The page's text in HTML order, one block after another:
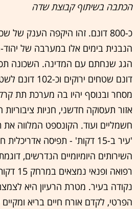
הכתבה בשיתוף קבוצת שדה
כ-800 דונם. זהו היקפה הענק
הנבנית בימים אלו במערבה של
דונם שטחים
מסחר ובנוסף יהיו בה מערכת תת
אזור תעסוקה חדשני, חניות
חשמליים ועוד. הקונספט המלווה את
'עיר ב-15 דקות' - תפיסה
השירותים היומיומיים הנדרשים,
רפואה
נקודה בעיר. מטרת הרעיון היא
הפרטי, לקדם אורח חיים בריא